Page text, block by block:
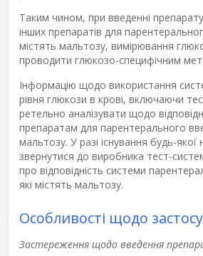
Таким чином, при введенні
інших препаратів для
містять мальтозу, вимірювання
проводити глюкозо-специфічним
Інформацію щодо використання
рівня глюкози в крові, включаючи
ретельно аналізувати щодо
препаратам для парентерального
мальтозу. У разі існування будь-якої
звернутися до виробника тест-
про відповідність системи
які містять мальтозу.
Особливості щодо
Застереження щодо введення